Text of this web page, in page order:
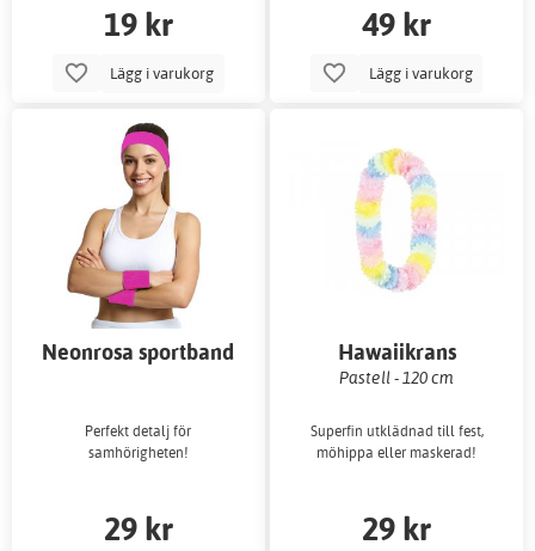
19 kr
Lägg i varukorg
49 kr
Lägg i varukorg
Neonrosa sportband
Perfekt detalj för
samhörigheten!
29 kr
Hawaiikrans
Pastell - 120 cm
Superfin utklädnad till fest,
möhippa eller maskerad!
29 kr